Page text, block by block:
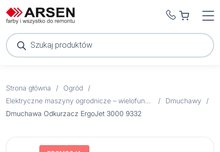
Wyszukiwarka
produktów
Strona główna / Ogród
/
Elektryczne maszyny ogrodnicze – wielofunkcyjne urządzenia
/ Dmuchawy
/
Dmuchawa Odkurzacz ErgoJet 3000 9332